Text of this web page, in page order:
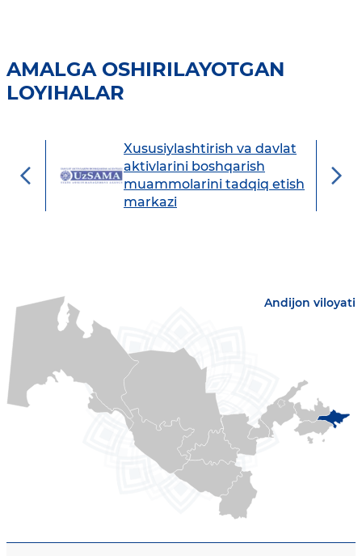
AMALGA OSHIRILAYOTGAN
LOYIHALAR
Xususiylashtirish va davlat
aktivlarini boshqarish
muammolarini tadqiq etish
markazi
Andijon viloyati